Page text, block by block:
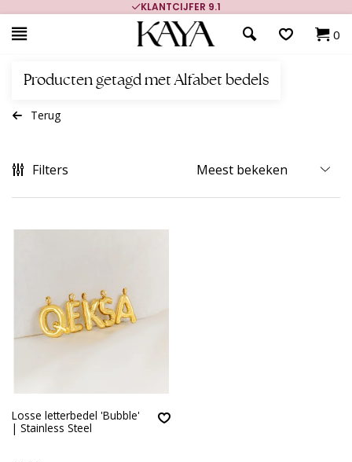
KLANTCIJFER 9.1
0
Producten getagd met Alfabet bedels
Terug
Filters
Losse letterbedel 'Bubble'
| Stainless Steel